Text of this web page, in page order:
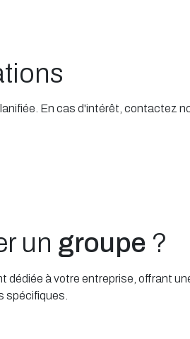
En cas d'intérêt, contactez
un groupe ?
dédiée à votre entreprise, offrant
spécifiques.